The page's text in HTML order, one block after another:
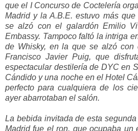
que el I Concurso de Coctelería
Madrid y la A.B.E. estuvo más
se alzó con el galardón Emilio
Embassy. Tampoco faltó la intriga
de Whisky, en la que se alzó con
Francisco Javier Puig, que
espectacular destilería de DYC en
Cándido y una noche en el Hotel
perfecto para cualquiera de los
ayer abarrotaban el salón.
La bebida invitada de esta
Madrid fue el ron, que ocupaba un